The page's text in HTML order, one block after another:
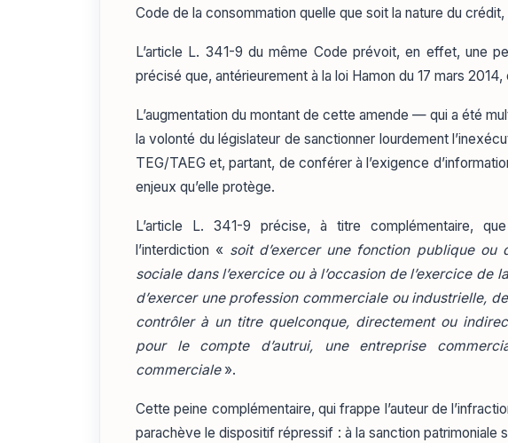
Code de la consommation quelle que soit la nature du
L’article L. 341-9 du même Code prévoit, en effet, une
précisé que, antérieurement à la loi Hamon du 17 mars
L’augmentation du montant de cette amende — qui a été
la volonté du législateur de sanctionner lourdement
TEG/TAEG et, partant, de conférer à l’exigence
enjeux qu’elle protège.
L’article L. 341-9 précise, à titre complémentaire,
l’interdiction « soit d’exercer une fonction publique ou
sociale dans l’exercice ou à l’occasion de l’exercice de
d’exercer une profession commerciale ou industrielle,
contrôler à un titre quelconque, directement ou
pour le compte d’autrui, une entreprise
commerciale».
Cette peine complémentaire, qui frappe l’auteur de
parachève le dispositif répressif : à la sanction patrimoniale